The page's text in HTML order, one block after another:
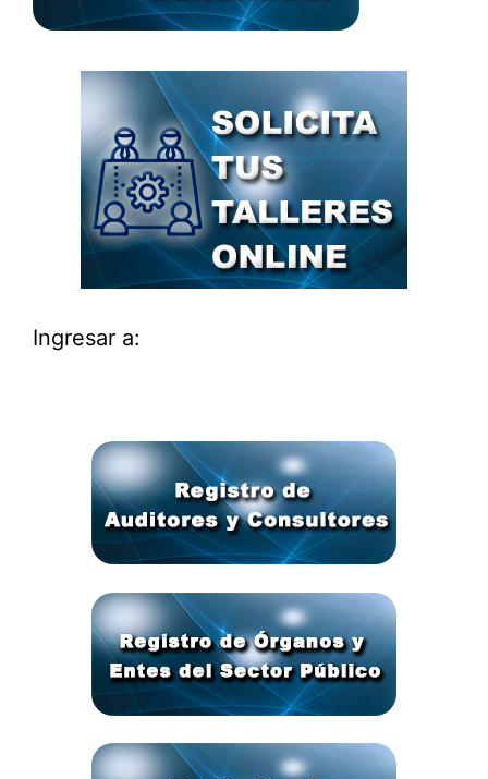
Ingresar a: